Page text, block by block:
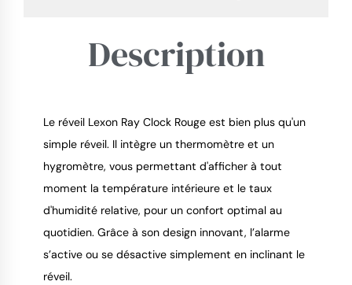
Description
Le réveil Lexon Ray Clock Rouge est bien plus qu'un
simple réveil. Il intègre un thermomètre et un
hygromètre, vous permettant d'afficher à tout
moment la température intérieure et le taux
d'humidité relative, pour un confort optimal au
quotidien. Grâce à son design innovant, l’alarme
s’active ou se désactive simplement en inclinant le
réveil.